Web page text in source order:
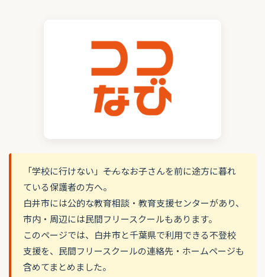
「学校に行けない」――そんなお子さんを前に途方に暮れ
ている保護者の方へ。
白井市には公的な教育相談・教育支援センターがあり、
市内・周辺には民間フリースクールもあります。
このページでは、白井市と千葉県で利用できる不登校
支援を、民間フリースクールの連絡先・ホームページも
含めてまとめました。